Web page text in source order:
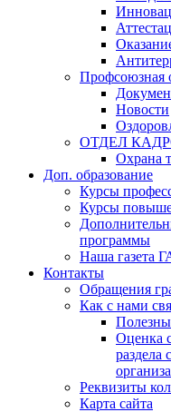
Профсоюзная
Новости
ОТДЕЛ
Охрана
Доп. образование
Курсы
Курсы
программы
Наша газета
Контакты
Обращения
Как с нами
Оценка
раздела
Реквизиты
Карта сайта